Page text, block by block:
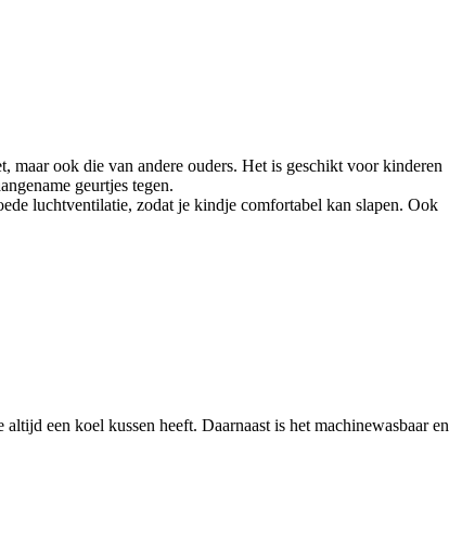
maar ook die van andere ouders. Het is geschikt voor kinderen
geurtjes tegen.
luchtventilatie, zodat je kindje comfortabel kan slapen. Ook
een koel kussen heeft. Daarnaast is het machinewasbaar en